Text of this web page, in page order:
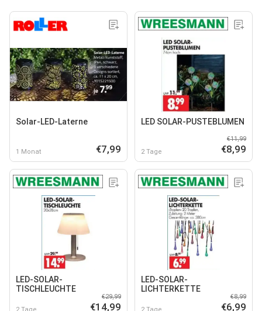
Solar-LED-Laterne
1 Monat €7,99
LED SOLAR-PUSTEBLUMEN
2 Tage
€11,99
€8,99
LED-SOLAR-
TISCHLEUCHTE
2 Tage
€29,99
€14,99
LED-SOLAR-
LICHTERKETTE
2 Tage
€8,99
€6,99